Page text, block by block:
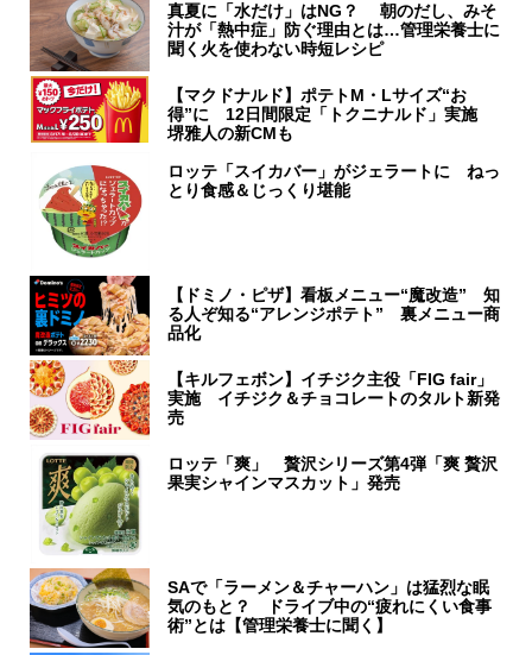
真夏に「水だけ」はNG？ 朝のだし、みそ
汁が「熱中症」防ぐ理由とは…管理栄養士に
聞く火を使わない時短レシピ
【マクドナルド】ポテトM・Lサイズ“お
得”に 12日間限定「トクニナルド」実施
堺雅人の新CMも
ロッテ「スイカバー」がジェラートに ねっ
とり食感＆じっくり堪能
【ドミノ・ピザ】看板メニュー“魔改造” 知
る人ぞ知る“アレンジポテト” 裏メニュー商
品化
【キルフェボン】イチジク主役「FIG fair」
実施 イチジク＆チョコレートのタルト新発
売
ロッテ「爽」 贅沢シリーズ第4弾「爽 贅沢
果実シャインマスカット」発売
SAで「ラーメン＆チャーハン」は猛烈な眠
気のもと？ ドライブ中の“疲れにくい食事
術”とは【管理栄養士に聞く】